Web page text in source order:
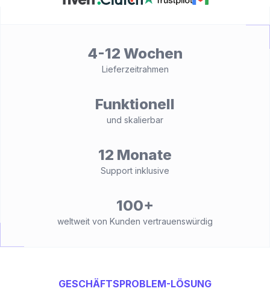
4-12 Wochen
Lieferzeitrahmen
Funktionell
und skalierbar
12 Monate
Support inklusive
100+
weltweit von Kunden vertrauenswürdig
GESCHÄFTSPROBLEM-LÖSUNG